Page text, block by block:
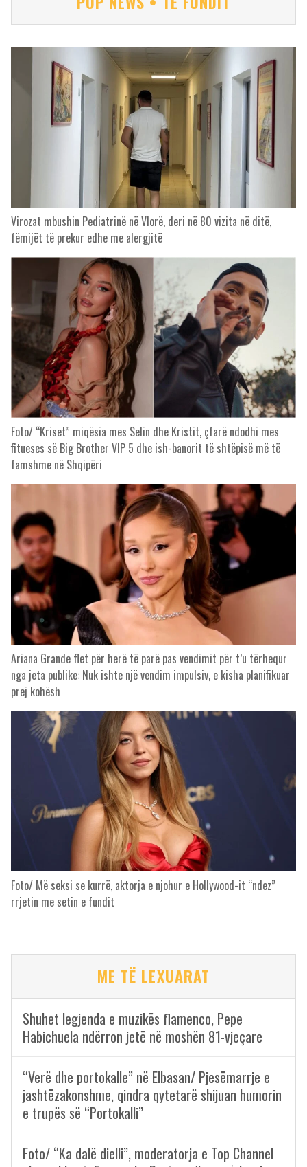
Virozat mbushin Pediatrinë në Vlorë, deri në 80 vizita në ditë,
fëmijët të prekur edhe me alergjitë
Foto/ “Kriset” miqësia mes Selin dhe Kristit, çfarë ndodhi mes
fitueses së Big Brother VIP 5 dhe ish-banorit të shtëpisë më të
famshme në Shqipëri
Ariana Grande flet për herë të parë pas vendimit për t’u tërhequr
nga jeta publike: Nuk ishte një vendim impulsiv, e kisha planifikuar
prej kohësh
Foto/ Më seksi se kurrë, aktorja e njohur e Hollywood-it “ndez”
rrjetin me setin e fundit
ME TË LEXUARAT
Shuhet legjenda e muzikës flamenco, Pepe
Habichuela ndërron jetë në moshën 81-vjeçare
“Verë dhe portokalle” në Elbasan/ Pjesëmarrje e
jashtëzakonshme, qindra qytetarë shijuan humorin
e trupës së “Portokalli”
Foto/ “Ka dalë dielli”, moderatorja e Top Channel